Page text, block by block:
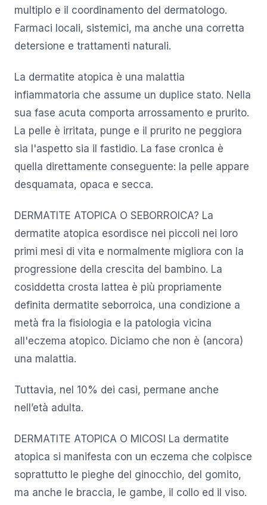
multiplo e il coordinamento del dermatologo.
Farmaci locali, sistemici, ma anche una corretta
detersione e trattamenti naturali.
La dermatite atopica è una malattia
infiammatoria che assume un duplice stato. Nella
sua fase acuta comporta arrossamento e prurito.
La pelle è irritata, punge e il prurito ne peggiora
sia l'aspetto sia il fastidio. La fase cronica è
quella direttamente conseguente: la pelle appare
desquamata, opaca e secca.
DERMATITE ATOPICA O SEBORROICA? La
dermatite atopica esordisce nei piccoli nei loro
primi mesi di vita e normalmente migliora con la
progressione della crescita del bambino. La
cosiddetta crosta lattea è più propriamente
definita dermatite seborroica, una condizione a
metà fra la fisiologia e la patologia vicina
all'eczema atopico. Diciamo che non è (ancora)
una malattia.
Tuttavia, nel 10% dei casi, permane anche
nell’età adulta.
DERMATITE ATOPICA O MICOSI La dermatite
atopica si manifesta con un eczema che colpisce
soprattutto le pieghe del ginocchio, del gomito,
ma anche le braccia, le gambe, il collo ed il viso.